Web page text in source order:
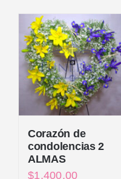
Corazón de
condolencias 2
ALMAS
$1,400.00